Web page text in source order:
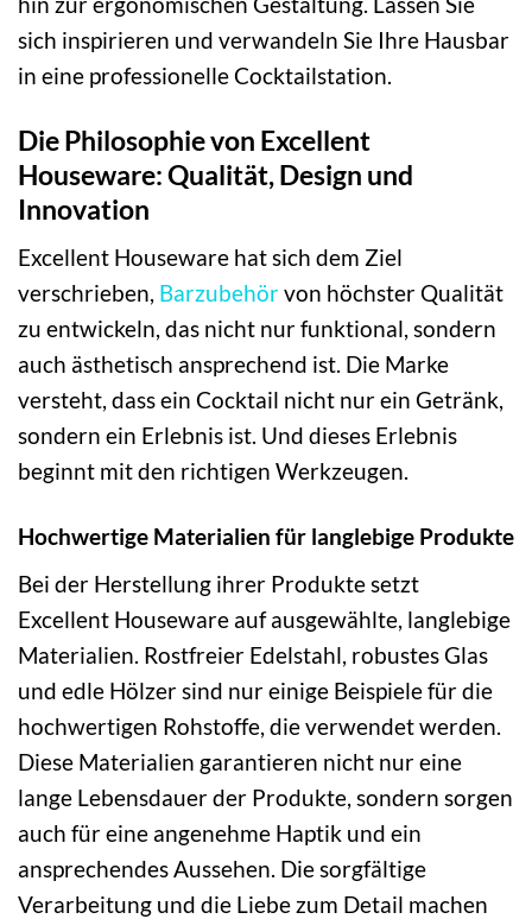
sich inspirieren und verwandeln Sie Ihre Hausbar
in eine professionelle Cocktailstation.
Die Philosophie von Excellent
Houseware: Qualität, Design und
Innovation
Excellent Houseware hat sich dem Ziel
verschrieben, Barzubehörvon höchster Qualität
zu entwickeln, das nicht nur funktional, sondern
auch ästhetisch ansprechend ist. Die Marke
versteht, dass ein Cocktail nicht nur ein Getränk,
sondern ein Erlebnis ist. Und dieses Erlebnis
beginnt mit den richtigen Werkzeugen.
Hochwertige Materialien für langlebige Produkte
Bei der Herstellung ihrer Produkte setzt
Excellent Houseware auf ausgewählte, langlebige
Materialien. Rostfreier Edelstahl, robustes Glas
und edle Hölzer sind nur einige Beispiele für die
hochwertigen Rohstoffe, die verwendet werden.
Diese Materialien garantieren nicht nur eine
lange Lebensdauer der Produkte, sondern sorgen
auch für eine angenehme Haptik und ein
ansprechendes Aussehen. Die sorgfältige
Verarbeitung und die Liebe zum Detail machen